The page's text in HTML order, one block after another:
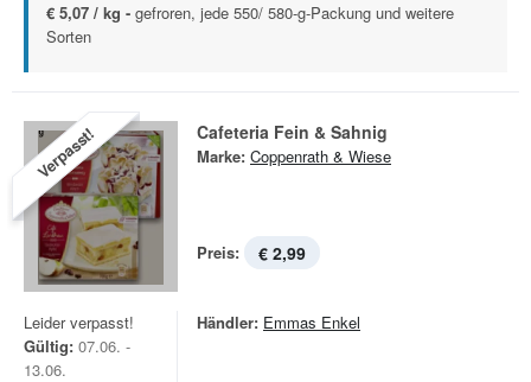
€ 5,07 / kg - gefroren, jede 550/ 580-g-Packung und weitere
Sorten
Verpasst! Cafeteria Fein & Sahnig
Marke: Coppenrath & Wiese
Preis: € 2,99
Leider verpasst!
Gültig: 07.06. -
13.06.
Händler: Emmas Enkel